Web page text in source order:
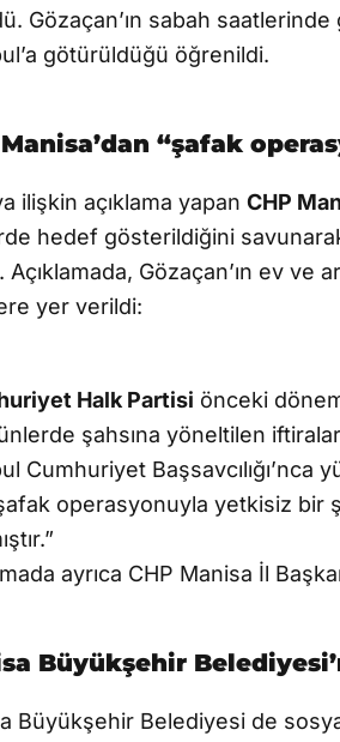
Gözaçan’ın sabah
götürüldüğü öğrenildi.
Manisa’dan “şafak
ilişkin açıklama yapan CHP
hedef gösterildiğini
Gözaçan’ın ev ve
yer verildi:
Halk Partisi önceki
şahsına yöneltilen
Cumhuriyet
operasyonuyla yetkisiz bir
ayrıca CHP Manisa İl
Büyükşehir
Büyükşehir Belediyesi de